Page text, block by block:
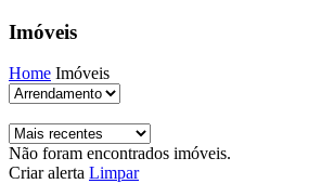
Imóveis
Home Imóveis
Não foram encontrados imóveis.
Criar alerta Limpar